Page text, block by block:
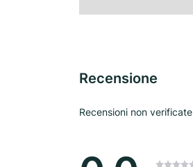
Recensione
Recensioni non verificate